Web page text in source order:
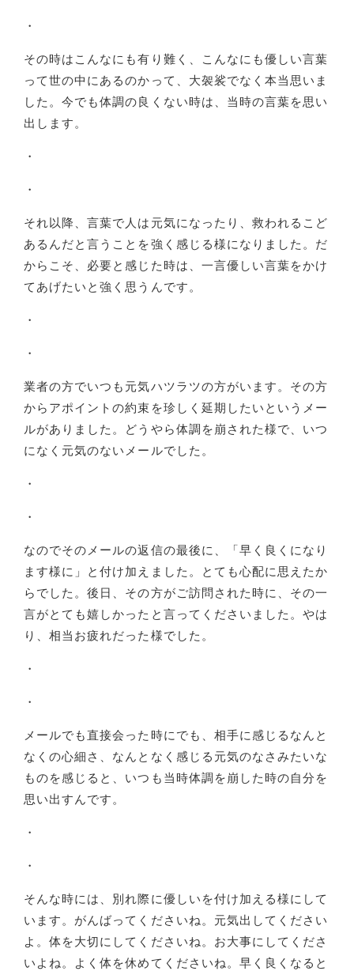
・
その時はこんなにも有り難く、こんなにも優しい言葉
って世の中にあるのかって、大袈裟でなく本当思いま
した。今でも体調の良くない時は、当時の言葉を思い
出します。
・
・
それ以降、言葉で人は元気になったり、救われるこど
あるんだと言うことを強く感じる様になりました。だ
からこそ、必要と感じた時は、一言優しい言葉をかけ
てあげたいと強く思うんです。
・
・
業者の方でいつも元気ハツラツの方がいます。その方
からアポイントの約束を珍しく延期したいというメー
ルがありました。どうやら体調を崩された様で、いつ
になく元気のないメールでした。
・
・
なのでそのメールの返信の最後に、「早く良くになり
ます様に」と付け加えました。とても心配に思えたか
らでした。後日、その方がご訪問された時に、その一
言がとても嬉しかったと言ってくださいました。やは
り、相当お疲れだった様でした。
・
・
メールでも直接会った時にでも、相手に感じるなんと
なくの心細さ、なんとなく感じる元気のなさみたいな
ものを感じると、いつも当時体調を崩した時の自分を
思い出すんです。
・
・
そんな時には、別れ際に優しいを付け加える様にして
います。がんばってくださいね。元気出してください
よ。体を大切にしてくださいね。お大事にしてくださ
いよね。よく体を休めてくださいね。早く良くなると